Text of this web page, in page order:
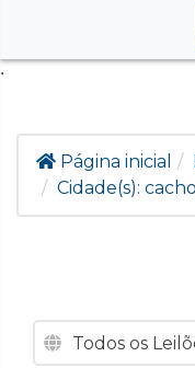
.
Página inicial
Cidade(s):